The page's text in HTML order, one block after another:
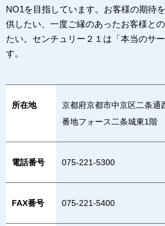
NO1を目指しています。お客様の期待
供したい、一度ご縁のあったお客様と
たい。センチュリー２１は「本当のサ
す。
所在地
京都府京都市中京区二条通
番地フォース二条城東1階
電話番号 075-221-5300
FAX番号 075-221-5400